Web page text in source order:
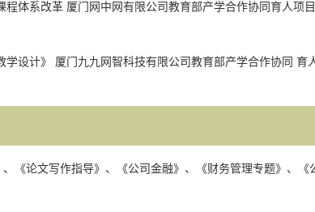
程体系改革 厦门网中网有限公司教育部产学合作协同育人项目
学设计》 厦门九九网智科技有限公司教育部产学合作协同 育
《论文写作指导》、《公司金融》、《财务管理专题》、